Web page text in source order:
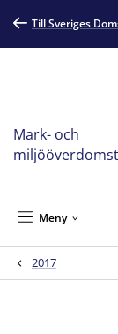
Till Sveriges
Mark- och
Meny
2017